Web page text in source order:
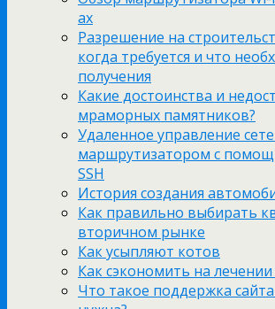
ax
Разрешение на
когда требуется и что
получения
Какие достоинства и
мраморных памятников?
Удаленное управление
маршрутизатором с
SSH
История создания
Как правильно выбирать
вторичном рынке
Как усыпляют котов
Как сэкономить на лечении
Что такое поддержка